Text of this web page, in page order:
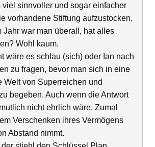
viel sinnvoller und sogar einfacher
vorhandene Stiftung aufzustocken.
Jahr war man überall, hat alles
Wohl kaum.
wäre es schlau (sich) oder Ian nach
zu fragen, bevor man sich in eine
Welt von Superreichen und
begeben. Auch wenn die Antwort
nicht ehrlich wäre. Zumal
Verschenken ihres Vermögens
Abstand nimmt.